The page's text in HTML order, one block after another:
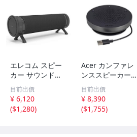
エレコム スピー
カー サウンドバ
ー風 [有線/Bluet
ooth両対応] PC T
V スマホ タブレ
ットに behav ブ
目前出價
¥ 6,120
($1,280)
Acer カンファレ
ンススピーカー A
SK130 スピーカ
ーフォン 会議用
マイク スピーカ
ー 一体型 双方向
目前出價
¥ 8,390
($1,755)